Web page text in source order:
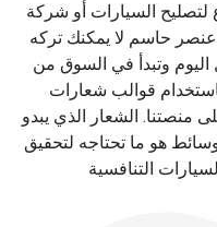
السيارات أو شركة
عنصر حاسم لا يمكنك تركه
وتبدأ في السوق من
قوالب شعارات
منصتنا. الشعار الذي يبدو
هو ما تحتاجه لتحقيق